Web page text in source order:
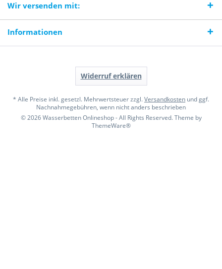
Wir versenden mit:
Informationen
Widerruf erklären
* Alle Preise inkl. gesetzl. Mehrwertsteuer zzgl.Versandkosten und ggf.
Nachnahmegebühren, wenn nicht anders beschrieben
© 2026 Wasserbetten Onlineshop - All Rights Reserved. Theme by
ThemeWare®